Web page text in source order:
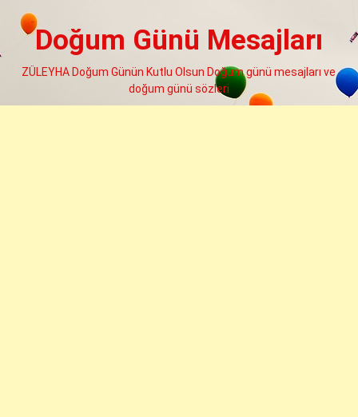
Doğum Günü Mesajları
ZÜLEYHA Doğum Günün Kutlu Olsun Doğum günü mesajları ve
doğum günü sözleri